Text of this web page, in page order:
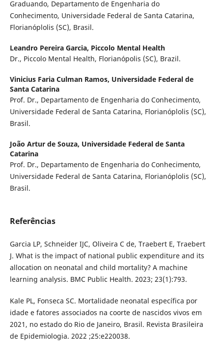
Graduando, Departamento de Engenharia do
Conhecimento, Universidade Federal de Santa Catarina,
Florianóplolis (SC), Brasil.
Leandro Pereira Garcia, Piccolo Mental Health
Dr., Piccolo Mental Health, Florianópolis (SC), Brazil.
Vinicius Faria Culman Ramos, Universidade Federal de
Santa Catarina
Prof. Dr., Departamento de Engenharia do Conhecimento,
Universidade Federal de Santa Catarina, Florianóplolis (SC),
Brasil.
João Artur de Souza, Universidade Federal de Santa
Catarina
Prof. Dr., Departamento de Engenharia do Conhecimento,
Universidade Federal de Santa Catarina, Florianóplolis (SC),
Brasil.
Referências
Garcia LP, Schneider IJC, Oliveira C de, Traebert E, Traebert
J. What is the impact of national public expenditure and its
allocation on neonatal and child mortality? A machine
learning analysis. BMC Public Health. 2023; 23(1):793.
Kale PL, Fonseca SC. Mortalidade neonatal específica por
idade e fatores associados na coorte de nascidos vivos em
2021, no estado do Rio de Janeiro, Brasil. Revista Brasileira
de Epidemiologia. 2022 ;25:e220038.